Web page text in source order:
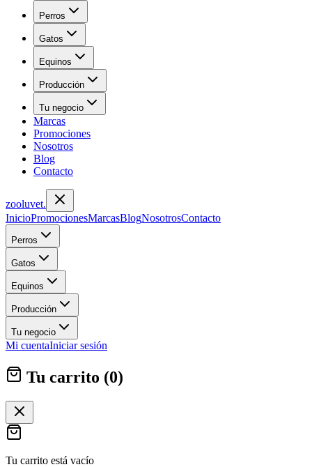
Perros
Gatos
Equinos
Producción
Tu negocio
Marcas
Promociones
Nosotros
Blog
Contacto
zooluvet.
InicioPromocionesMarcasBlogNosotrosContacto
Perros
Gatos
Equinos
Producción
Tu negocio
Mi cuentaIniciar sesión
Tu carrito (0)
Tu carrito está vacío